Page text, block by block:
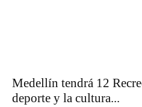
Medellín tendrá 12
deporte y la cultura...